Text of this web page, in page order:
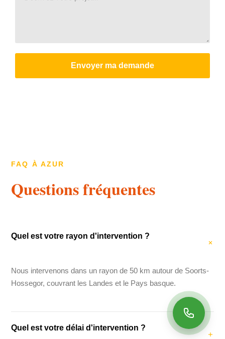
Envoyer ma demande
FAQ À AZUR
Questions fréquentes
Quel est votre rayon d'intervention ?
Nous intervenons dans un rayon de 50 km autour de Soorts-
Hossegor, couvrant les Landes et le Pays basque.
Quel est votre délai d'intervention ?